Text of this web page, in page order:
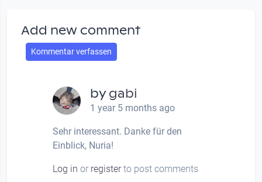
Add new comment
Kommentar verfassen
bygabi
1 year 5 months ago
Sehr interessant. Danke für den
Einblick, Nuria!
Log in or registerto post comments